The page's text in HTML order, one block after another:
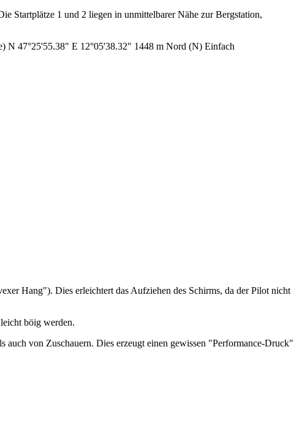
Startplätze 1 und 2 liegen in unmittelbarer Nähe zur Bergstation,
N 47°25'55.38" E 12°05'38.32" 1448 m Nord (N) Einfach
Hang"). Dies erleichtert das Aufziehen des Schirms, da der Pilot nicht
böig werden.
von Zuschauern. Dies erzeugt einen gewissen "Performance-Druck"